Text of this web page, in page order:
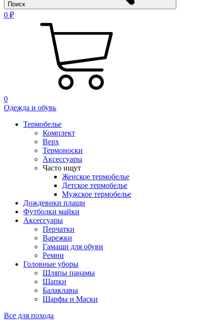
Поиск
0 ₽
0
Одежда и обувь
Термобелье
Комплект
Верх
Термоноски
Аксессуары
Часто ищут
Женское термобелье
Детское термобелье
Мужское термобелье
Дождевики плащи
Футболки майки
Аксессуары
Перчатки
Варежки
Гамаши для обуви
Ремни
Головные уборы
Шляпы панамы
Шапки
Балаклавы
Шарфы и Маски
Все для похода